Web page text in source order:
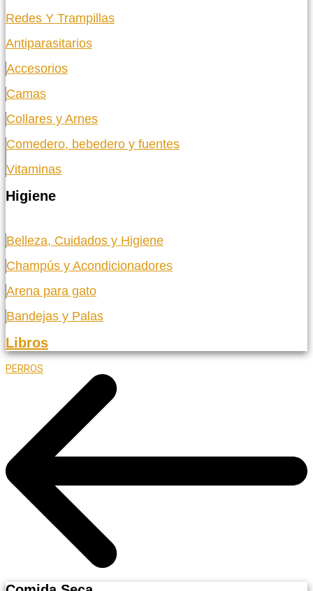
Redes Y Trampillas
Antiparasitarios
Accesorios
Camas
Collares y Arnes
Comedero, bebedero y fuentes
Vitaminas
Higiene
Belleza, Cuidados y Higiene
Champús y Acondicionadores
Arena para gato
Bandejas y Palas
Libros
PERROS